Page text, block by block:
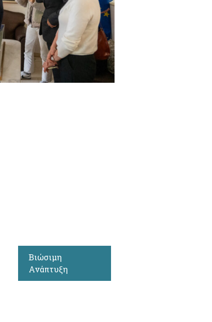
Βιώσιμη
Ανάπτυξη